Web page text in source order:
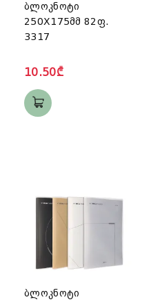
ბლოკნოტი
250X175მმ 82ფ.
3317
10.50₾
ბლოკნოტი